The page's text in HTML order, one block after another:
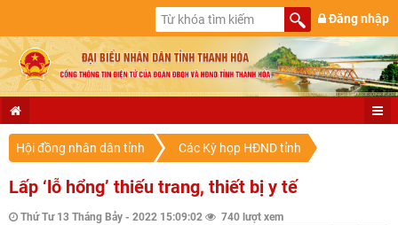
Đăng nhập
Hội đồng nhân dân tỉnh Các Kỳ họp HĐND tỉnh
Lấp ‘lỗ hổng’ thiếu trang, thiết bị y tế
Thứ Tư 13 Tháng Bảy - 2022 15:09:02 740 lượt xem